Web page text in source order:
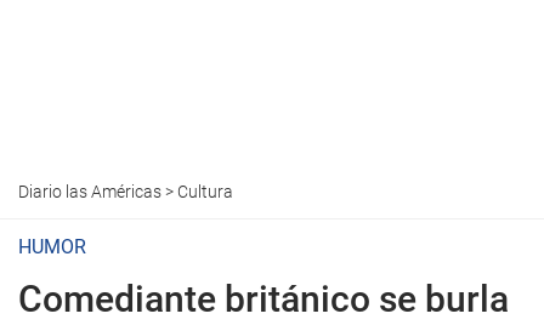
Diario las Américas> Cultura
HUMOR
Comediante británico se burla